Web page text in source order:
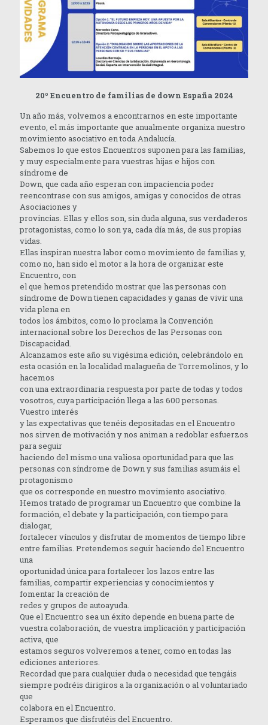
20º Encuentro de familias de down España 2024
Un año más, volvemos a encontrarnos en este importante
evento, el más importante que anualmente organiza nuestro
movimiento asociativo en toda Andalucía.
Sabemos lo que estos Encuentros suponen para las familias,
y muy especialmente para vuestras hijas e hijos con
síndrome de
Down, que cada año esperan con impaciencia poder
reencontrase con sus amigos, amigas y conocidos de otras
Asociaciones y
provincias. Ellas y ellos son, sin duda alguna, sus verdaderos
protagonistas, como lo son ya, cada día más, de sus propias
vidas.
Ellas inspiran nuestra labor como movimiento de familias y,
como no, han sido el motor a la hora de organizar este
Encuentro, con
el que hemos pretendido mostrar que las personas con
síndrome de Down tienen capacidades y ganas de vivir una
vida plena en
todos los ámbitos, como lo proclama la Convención
internacional sobre los Derechos de las Personas con
Discapacidad.
Alcanzamos este año su vigésima edición, celebrándolo en
esta ocasión en la localidad malagueña de Torremolinos, y lo
hacemos
con una extraordinaria respuesta por parte de todas y todos
vosotros, cuya participación llega a las 600 personas.
Vuestro interés
y las expectativas que tenéis depositadas en el Encuentro
nos sirven de motivación y nos animan a redoblar esfuerzos
para seguir
haciendo del mismo una valiosa oportunidad para que las
personas con síndrome de Down y sus familias asumáis el
protagonismo
que os corresponde en nuestro movimiento asociativo.
Hemos tratado de programar un Encuentro que combine la
formación, el debate y la participación, con tiempo para
dialogar,
fortalecer vínculos y disfrutar de momentos de tiempo libre
entre familias. Pretendemos seguir haciendo del Encuentro
una
oportunidad única para fortalecer los lazos entre las
familias, compartir experiencias y conocimientos y
fomentar la creación de
redes y grupos de autoayuda.
Que el Encuentro sea un éxito depende en buena parte de
vuestra colaboración, de vuestra implicación y participación
activa, que
estamos seguros volveremos a tener, como en todas las
ediciones anteriores.
Recordad que para cualquier duda o necesidad que tengáis
siempre podréis dirigiros a la organización o al voluntariado
que
colabora en el Encuentro.
Esperamos que disfrutéis del Encuentro.